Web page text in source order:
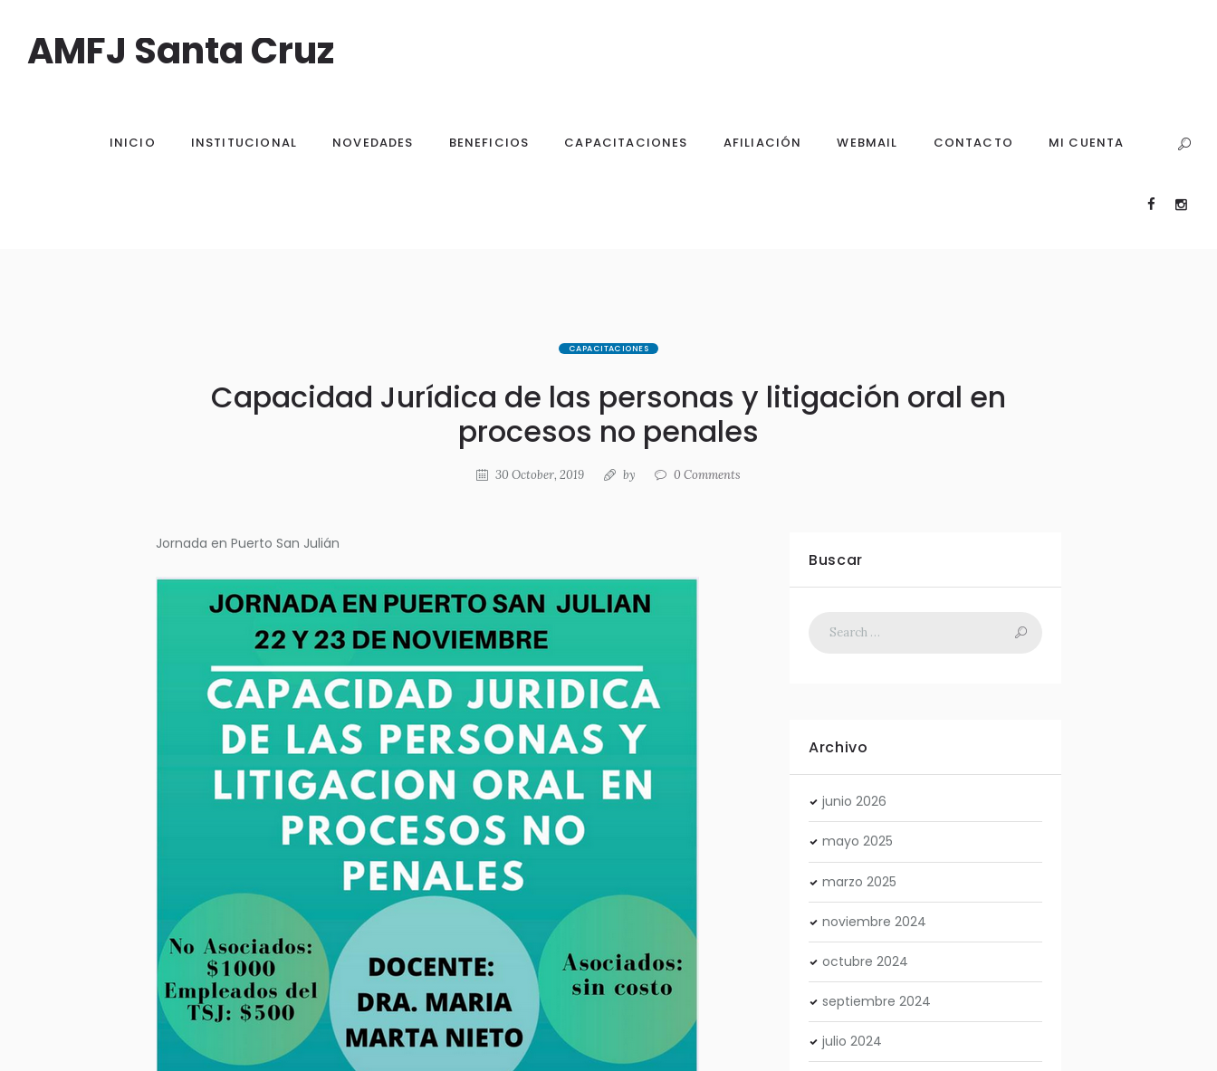
AMFJ Santa Cruz
INICIO INSTITUCIONAL NOVEDADES BENEFICIOS CAPACITACIONES AFILIACIÓN WEBMAIL CONTACTO MI CUENTA
CAPACITACIONES
Capacidad Jurídica de las personas y litigación oral en
procesos no penales
30 October, 2019 by 0 Comments
Jornada en Puerto San Julián
Buscar
Archivo
junio2026
mayo2025
marzo2025
noviembre2024
octubre2024
septiembre2024
julio2024